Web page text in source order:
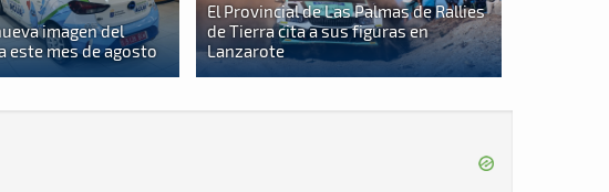
imagen del
este mes de agosto
El Provincial de Las Palmas de Rallies
de Tierra cita a sus figuras en
Lanzarote